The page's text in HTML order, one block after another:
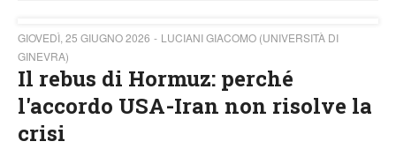
GIOVEDÌ, 25 GIUGNO 2026
LUCIANI GIACOMO (UNIVERSITÀ DI
GINEVRA)
Il rebus di Hormuz: perché
l'accordo USA-Iran non risolve la
crisi